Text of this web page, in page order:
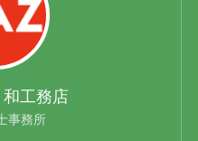
工務店
事務所